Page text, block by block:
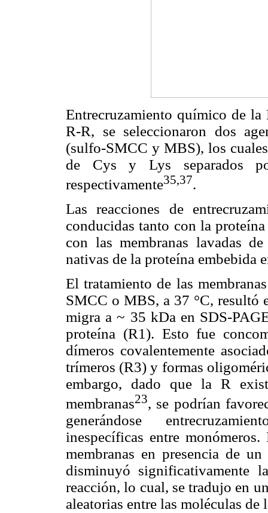
Entrecruzamiento químico de la
R-R, se seleccionaron dos
(sulfo-SMCC y MBS), los
de Cys y Lys separados
respectivamente35,37.
Las reacciones de
conducidas tanto con la
con las membranas lavadas
nativas de la proteína embebida
El tratamiento de las
SMCC o MBS, a 37 °C, resultó
migra a ~ 35 kDa en SDS-
proteína (R1). Esto fue
dímeros covalentemente
trímeros (R3) y formas
embargo, dado que la R
membranas23, se podrían
generándose
inespecíficas entre
membranas en presencia de
disminuyó significativamente
reacción, lo cual, se tradujo en
aleatorias entre las moléculas de